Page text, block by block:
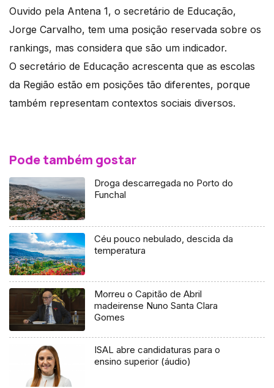
Ouvido pela Antena 1, o secretário de Educação,
Jorge Carvalho, tem uma posição reservada sobre os
rankings, mas considera que são um indicador.
O secretário de Educação acrescenta que as escolas
da Região estão em posições tão diferentes, porque
também representam contextos sociais diversos.
Pode também gostar
Droga descarregada no Porto do
Funchal
Céu pouco nebulado, descida da
temperatura
Morreu o Capitão de Abril
madeirense Nuno Santa Clara
Gomes
ISAL abre candidaturas para o
ensino superior (áudio)